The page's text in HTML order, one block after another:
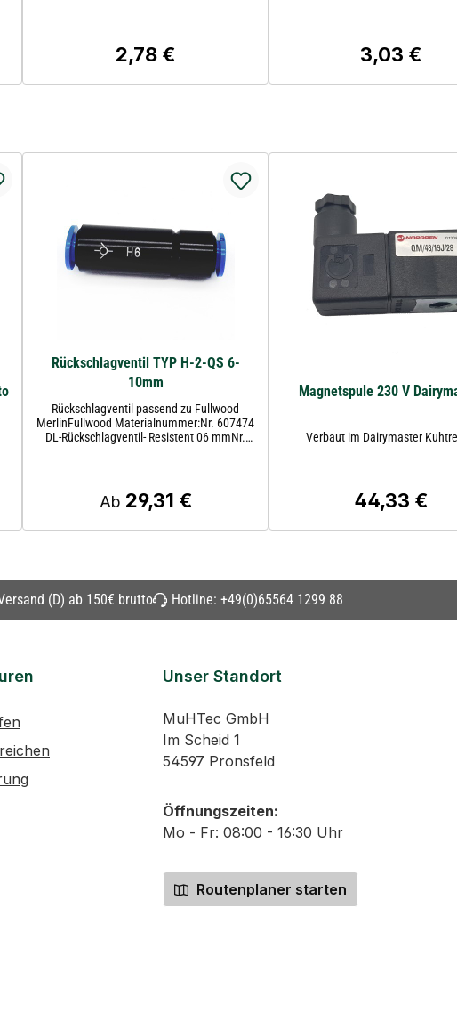
Regulärer Preis:
2,78 € Regulärer
3,03 €
Rückschlagventil TYP H-2-QS 6-
10mm
Rückschlagventil passend zu Fullwood
MerlinFullwood Materialnummer:Nr. 607474
DL-Rückschlagventil- Resistent 06 mmNr.
Regulärer Preis:
Ab 29,31 €
Magnetspule 230 V
Verbaut im Dairymaster
Regulärer
44,33 €
(D) ab 150€ brutto Hotline:+49(0)65564 1299 88
Unser Standort
MuHTec GmbH
Im Scheid 1
54597 Pronsfeld
Öffnungszeiten:
Mo - Fr: 08:00 - 16:30 Uhr
Routenplaner starten